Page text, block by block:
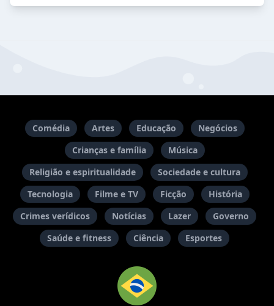
Comédia Artes Educação
Negócios
Crianças e família
Música
Religião e espiritualidade
Sociedade e cultura
Tecnologia
Filme e TV Ficção
História
Crimes verídicos
Notícias Lazer
Governo
Saúde e fitness
Ciência Esportes